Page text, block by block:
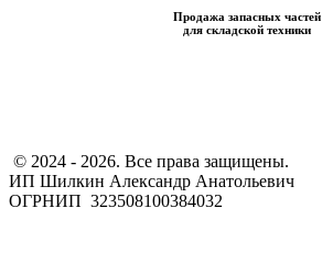
Продажа запасных частей
для складской техники
​ © 2024 - 2026. Все права защищены.
ИП Шилкин Александр Анатольевич
ОГРНИП 323508100384032